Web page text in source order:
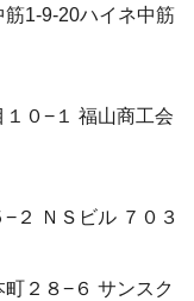
1-9-20ハイネ中筋
０−１ 福山商工会
２ ＮＳビル ７０３
２８−６ サンスク